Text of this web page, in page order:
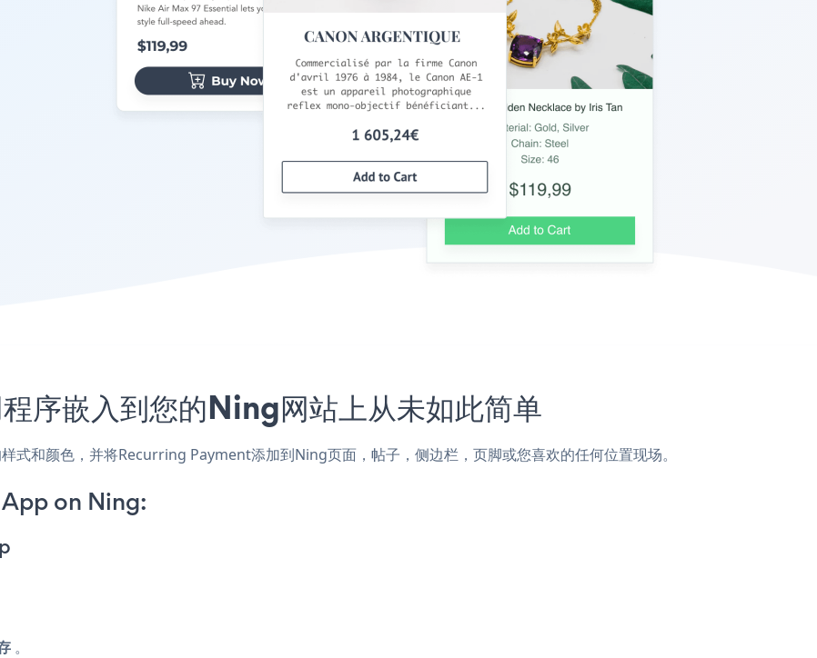
嵌入到您的Ning网站上从未如此简单
和颜色，并将Recurring Payment添加到Ning页面，帖子，侧边栏，页脚或您喜欢的任何位置现场。
on Ning:
。